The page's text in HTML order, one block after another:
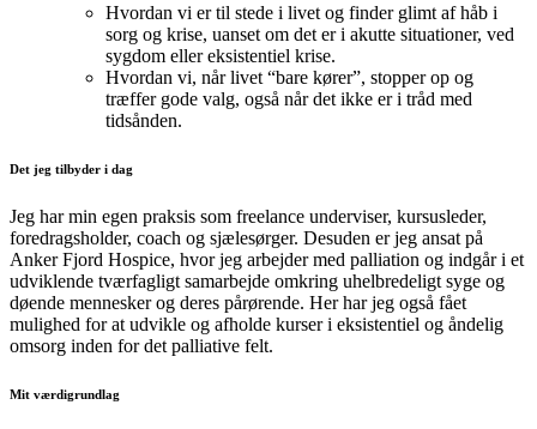
Hvordan vi er til stede i livet og finder glimt af håb i
sorg og krise, uanset om det er i akutte situationer, ved
sygdom eller eksistentiel krise.
Hvordan vi, når livet “bare kører”, stopper op og
træffer gode valg, også når det ikke er i tråd med
tidsånden.
Det jeg tilbyder i dag
Jeg har min egen praksis som freelance underviser, kursusleder,
foredragsholder, coach og sjælesørger. Desuden er jeg ansat på
Anker Fjord Hospice, hvor jeg arbejder med palliation og indgår i et
udviklende tværfagligt samarbejde omkring uhelbredeligt syge og
døende mennesker og deres pårørende. Her har jeg også fået
mulighed for at udvikle og afholde kurser i eksistentiel og åndelig
omsorg inden for det palliative felt.
Mit værdigrundlag